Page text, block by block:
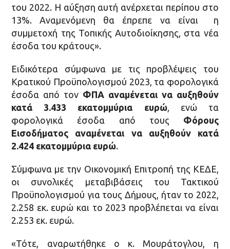
του 2022. Η αύξηση αυτή ανέρχεται περίπου στο
13%. Αναμενόμενη θα έπρεπε να είναι η
συμμετοχή της Τοπικής Αυτοδιοίκησης, στα νέα
έσοδα του κράτους».
Ειδικότερα σύμφωνα με τις προβλέψεις του
Κρατικού Προϋπολογισμού 2023, τα φορολογικά
έσοδα από τον ΦΠΑ αναμένεται να αυξηθούν
κατά 3.433 εκατομμύρια ευρώ, ενώ τα
φορολογικά έσοδα από τους Φόρους
Εισοδήματος αναμένεται να αυξηθούν κατά
2.424 εκατομμύρια ευρώ.
Σύμφωνα με την Οικονομική Επιτροπή της ΚΕΔΕ,
οι συνολικές μεταβιβάσεις του Τακτικού
Προϋπολογισμού για τους Δήμους, ήταν το 2022,
2.258 εκ. ευρώ και το 2023 προβλέπεται να είναι
2.253 εκ. ευρώ.
«Τότε, αναρωτήθηκε ο κ. Μουράτογλου, η